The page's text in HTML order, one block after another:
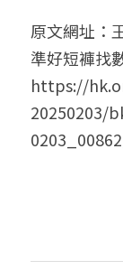
原文網址：
準好短褲找
https://
20250203/